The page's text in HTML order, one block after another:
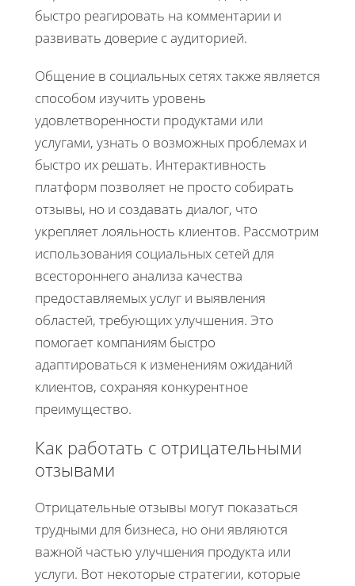
быстро реагировать на комментарии и
развивать доверие с аудиторией.
Общение в социальных сетях также является
способом изучить уровень
удовлетворенности продуктами или
услугами, узнать о возможных проблемах и
быстро их решать. Интерактивность
платформ позволяет не просто собирать
отзывы, но и создавать диалог, что
укрепляет лояльность клиентов. Рассмотрим
использования социальных сетей для
всестороннего анализа качества
предоставляемых услуг и выявления
областей, требующих улучшения. Это
помогает компаниям быстро
адаптироваться к изменениям ожиданий
клиентов, сохраняя конкурентное
преимущество.
Как работать с отрицательными
отзывами
Отрицательные отзывы могут показаться
трудными для бизнеса, но они являются
важной частью улучшения продукта или
услуги. Вот некоторые стратегии, которые